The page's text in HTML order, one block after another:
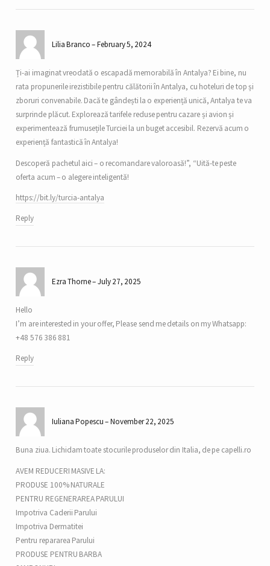
Lilia Branco February 5, 2024
Ți-ai imaginat vreodată o escapadă memorabilă în Antalya? Ei bine, nu
rata propunerile irezistibile pentru călătorii în Antalya, cu hoteluri de top și
zboruri convenabile. Dacă te gândești la o experiență unică, Antalya te va
surprinde plăcut. Explorează tarifele reduse pentru cazare și avion și
experimentează frumusețile Turciei la un buget accesibil. Rezervă acum o
experiență fantastică în Antalya!
Descoperă pachetul aici – o recomandare valoroasă!”, “Uită-te peste
oferta acum – o alegere inteligentă!
https://bit.ly/turcia-antalya
Reply
Ezra Thorne July 27, 2025
Hello
I’m are interested in your offer, Please send me details on my Whatsapp:
+48 576 386 881
Reply
Iuliana Popescu November 22, 2025
Buna ziua. Lichidam toate stocurile produselor din Italia, de pe capelli.ro
AVEM REDUCERI MASIVE LA:
PRODUSE 100% NATURALE
PENTRU REGENERAREA PARULUI
Impotriva Caderii Parului
Impotriva Dermatitei
Pentru repararea Parului
PRODUSE PENTRU BARBA